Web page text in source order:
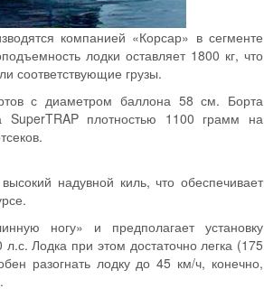
компанией «Корсар» в сегменте
лодки оставляет 1800 кг, что
соответствующие грузы.
с диаметром баллона 58 см. Борта
плотностью 1100 грамм на
надувной киль, что обеспечивает
ногу» и предполагает установку
Лодка при этом достаточно легка (175
разогнать лодку до 45 км/ч, конечно,